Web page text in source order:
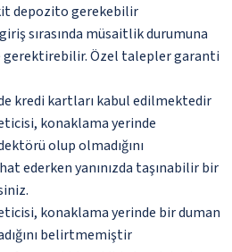
depozito gerekebilir
sırasında müsaitlik durumuna
gerektirebilir. Özel talepler garanti
kredi kartları kabul edilmektedir
konaklama yerinde
olup olmadığını
ederken yanınızda taşınabilir bir
konaklama yerinde bir duman
belirtmemiştir